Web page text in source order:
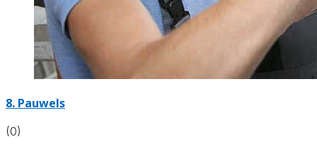
8. Pauwels
(0)